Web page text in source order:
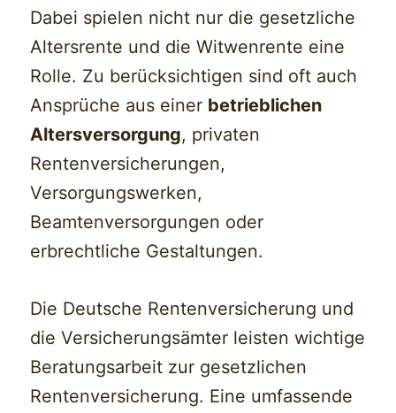
Dabei spielen nicht nur die gesetzliche
Altersrente und die Witwenrente eine
Rolle. Zu berücksichtigen sind oft auch
Ansprüche aus einer betrieblichen
Altersversorgung, privaten
Rentenversicherungen,
Versorgungswerken,
Beamtenversorgungen oder
erbrechtliche Gestaltungen.
Die Deutsche Rentenversicherung und
die Versicherungsämter leisten wichtige
Beratungsarbeit zur gesetzlichen
Rentenversicherung. Eine umfassende